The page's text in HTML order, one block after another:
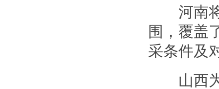
河南将
围，覆盖
采条件及
山西为